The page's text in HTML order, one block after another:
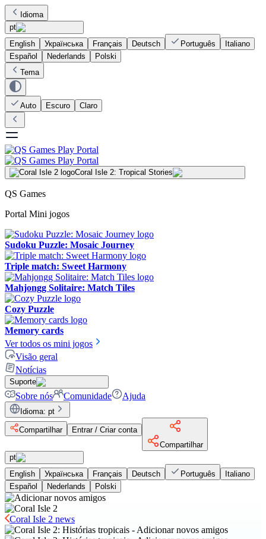
Idioma
pt
English
Українська Français Deutsch Português
Italiano
Español
Nederlands
Polski
Tema
Auto Escuro Claro
Coral Isle 2: Tropical Stories
QS Games
Portal Mini jogos
Sudoku Puzzle: Mosaic Journey
Triple match: Sweet Harmony
Mahjongg Solitaire: Match Tiles
Cozy Puzzle
Memory cards
Ver todos os mini jogos
Visão geral
Notícias
Suporte
Sobre nós Comunidade Ajuda
Idioma: pt
Compartilhar
Entrar / Criar conta
Compartilhar
pt
English
Українська Français Deutsch Português
Italiano
Español
Nederlands Polski
Coral Isle 2 news